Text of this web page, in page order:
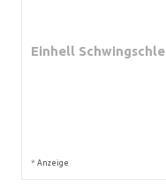
Einhell
* Anzeige